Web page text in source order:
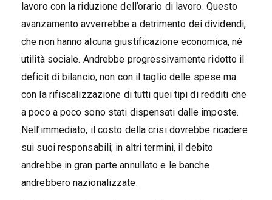
lavoro con la riduzione dell’orario di lavoro. Questo
avanzamento avverrebbe a detrimento dei dividendi,
che non hanno alcuna giustificazione economica, né
utilità sociale. Andrebbe progressivamente ridotto il
deficit di bilancio, non con il taglio delle spese ma
con la rifiscalizzazione di tutti quei tipi di redditi che
a poco a poco sono stati dispensati dalle imposte.
Nell’immediato, il costo della crisi dovrebbe ricadere
sui suoi responsabili; in altri termini, il debito
andrebbe in gran parte annullato e le banche
andrebbero nazionalizzate.